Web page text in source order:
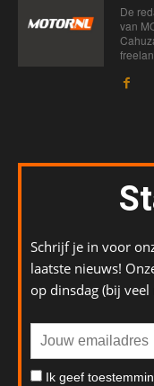
De
van
Schrijf je in voor
laatste nieuws!
op dinsdag (bij
Ik geef